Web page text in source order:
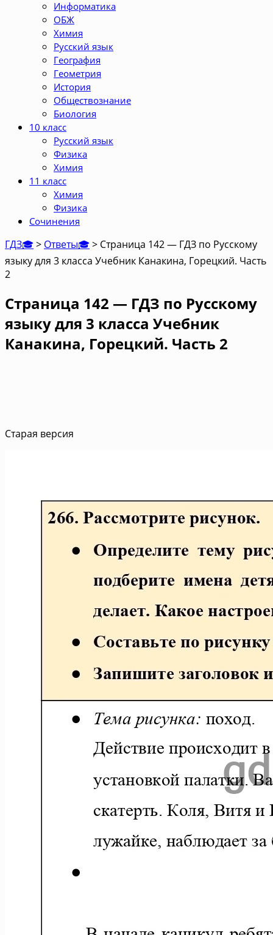
Информатика
ОБЖ
Химия
Русский язык
География
Геометрия
История
Обществознание
Биология
10 класс
Русский язык
Физика
Химия
11 класс
Химия
Физика
Сочинения
ГДЗ🎓> Ответы🎓> Страница 142 — ГДЗ по Русскому
языку для 3 класса Учебник Канакина, Горецкий. Часть
2
Страница 142 — ГДЗ по Русскому
языку для 3 класса Учебник
Канакина, Горецкий. Часть 2
Старая версия